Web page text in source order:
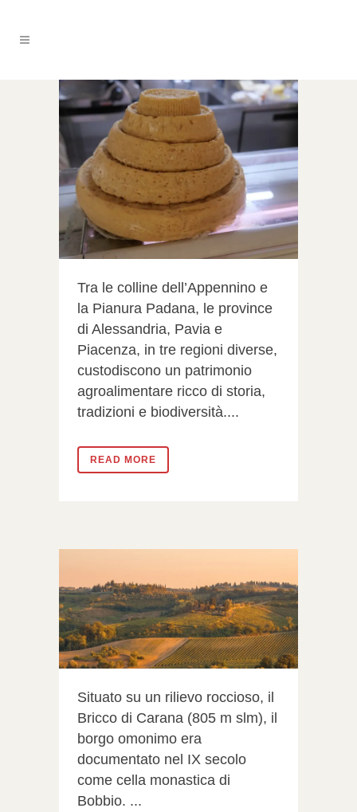
Tra le colline dell’Appennino e
la Pianura Padana, le province
di Alessandria, Pavia e
Piacenza, in tre regioni diverse,
custodiscono un patrimonio
agroalimentare ricco di storia,
tradizioni e biodiversità....
READ MORE
Situato su un rilievo roccioso, il
Bricco di Carana (805 m slm), il
borgo omonimo era
documentato nel IX secolo
come cella monastica di
Bobbio. ...